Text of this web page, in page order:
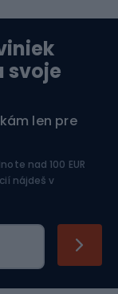
svoje
len pre
nad 100 EUR
nájdeš v